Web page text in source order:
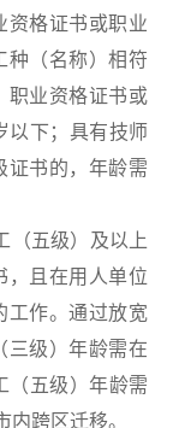
格证书或职业
种（名称）相符
职业资格证书或
以下；具有技师
证书的，年龄需
五级）及以上
，且在用人单位
工作。通过放宽
三级）年龄需在
（五级）年龄需
跨区迁移。